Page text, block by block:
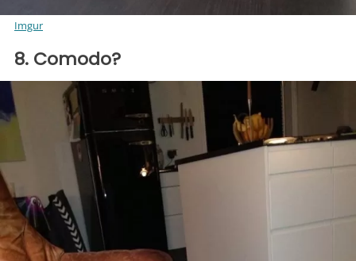
Imgur
8. Comodo?